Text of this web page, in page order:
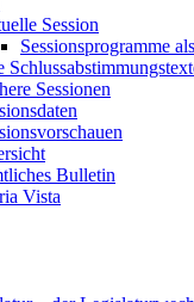
Session
Sessionsprogramme
Sessionen
Bulletin
Vista